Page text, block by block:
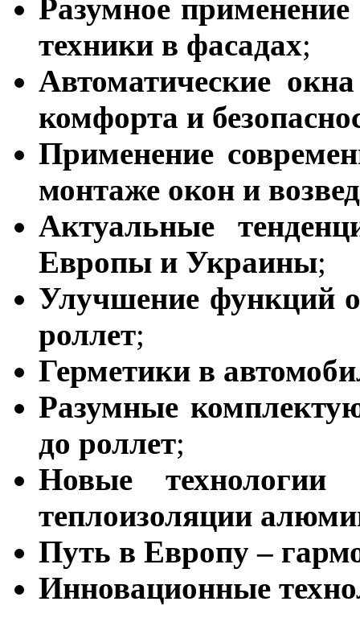
Разумное
техники в фасадах;
Автоматические
комфорта и
Применение
монтаже окон и
Актуальные
Европы и Украины;
Улучшение функций
роллет;
Герметики в
Разумные
до роллет;
Новые технологии
теплоизоляции
Путь в Европу –
Инновационные